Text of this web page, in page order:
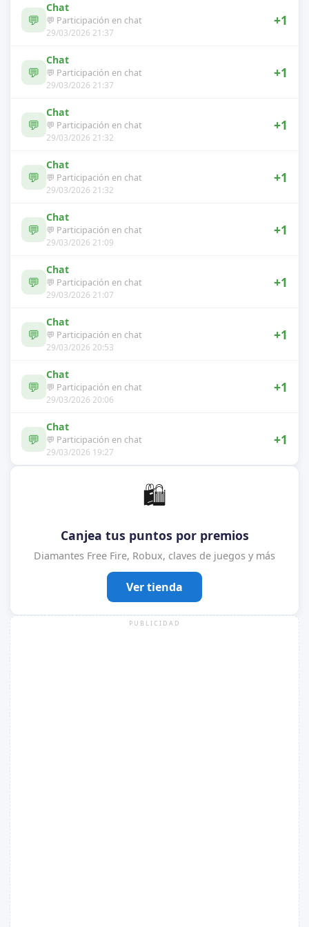
💬
Chat
💬 Participación en chat
29/03/2026 21:37
+1
💬
Chat
💬 Participación en chat
29/03/2026 21:37
+1
💬
Chat
💬 Participación en chat
29/03/2026 21:32
+1
💬
Chat
💬 Participación en chat
29/03/2026 21:32
+1
💬
Chat
💬 Participación en chat
29/03/2026 21:09
+1
💬
Chat
💬 Participación en chat
29/03/2026 21:07
+1
💬
Chat
💬 Participación en chat
29/03/2026 20:53
+1
💬
Chat
💬 Participación en chat
29/03/2026 20:06
+1
💬
Chat
💬 Participación en chat
29/03/2026 19:27
+1
🛍️
Canjea tus puntos por premios
Diamantes Free Fire, Robux, claves de juegos y más
Ver tienda
PUBLICIDAD